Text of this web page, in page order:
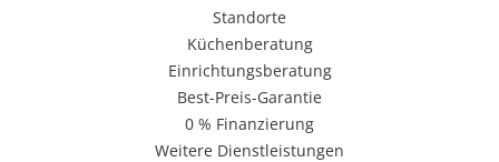
Standorte
Küchenberatung
Einrichtungsberatung
Best-Preis-Garantie
0 % Finanzierung
Weitere Dienstleistungen